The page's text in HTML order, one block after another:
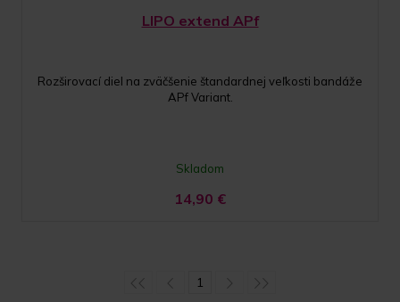
LIPO extend APf
Rozširovací diel na zväčšenie štandardnej veľkosti bandáže
APf Variant.
Skladom
14,90 €
1